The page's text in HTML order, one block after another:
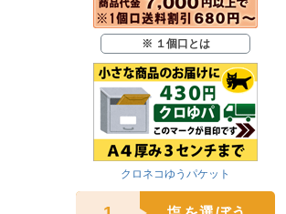
※ １個口とは
クロネコゆうパケット